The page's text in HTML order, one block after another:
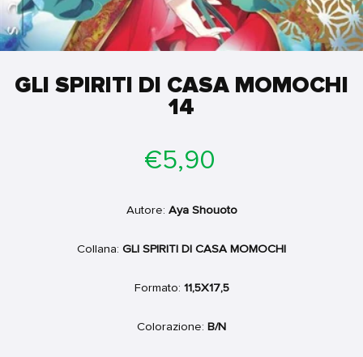
GLI SPIRITI DI CASA MOMOCHI
14
di
€5,90
Autore: Aya Shouoto
Collana: GLI SPIRITI DI CASA MOMOCHI
Formato: 11,5X17,5
Colorazione: B/N